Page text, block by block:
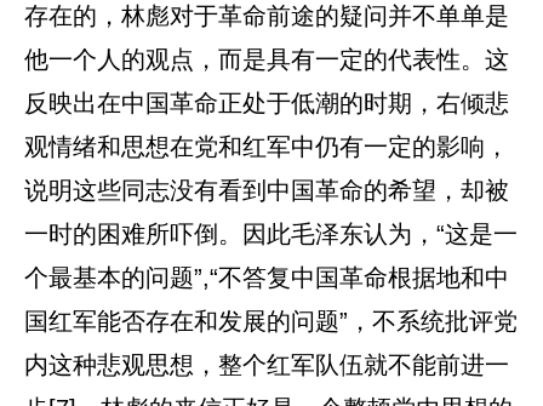
存在的，林彪对于革命前途的疑问并不单单是
他一个人的观点，而是具有一定的代表性。这
反映出在中国革命正处于低潮的时期，右倾悲
观情绪和思想在党和红军中仍有一定的影响，
说明这些同志没有看到中国革命的希望，却被
一时的困难所吓倒。因此毛泽东认为，“这是一
个最基本的问题”,“不答复中国革命根据地和中
国红军能否存在和发展的问题”，不系统批评党
内这种悲观思想，整个红军队伍就不能前进一